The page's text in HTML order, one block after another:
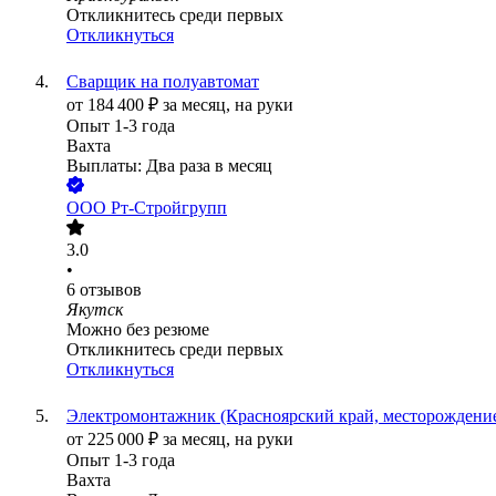
Откликнитесь среди первых
Откликнуться
Сварщик на полуавтомат
от 184 400 ₽ за месяц, на руки
Опыт 1-3 года
Вахта
Выплаты: Два раза в месяц
ООО Рт-Стройгрупп
3.0
•
6 отзывов
Якутск
Можно без резюме
Откликнитесь среди первых
Откликнуться
Электромонтажник (Красноярский край,
от 225 000 ₽ за месяц, на руки
Опыт 1-3 года
Вахта